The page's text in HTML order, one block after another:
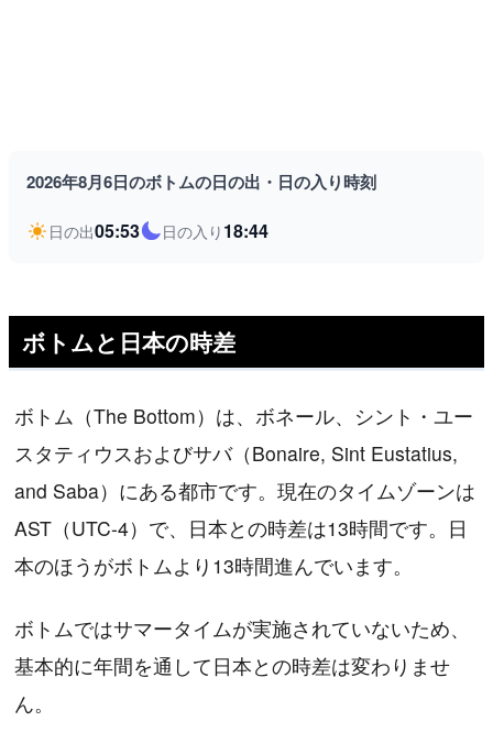
2026年8月6日のボトムの日の出・日の入り時刻
日の出05:53 日の入り 18:44
ボトムと日本の時差
ボトム（The Bottom）は、ボネール、シント・ユー
スタティウスおよびサバ（Bonaire, Sint Eustatius,
and Saba）にある都市です。現在のタイムゾーンは
AST（UTC-4）で、日本との時差は13時間です。日
本のほうがボトムより13時間進んでいます。
ボトムではサマータイムが実施されていないため、
基本的に年間を通して日本との時差は変わりませ
ん。